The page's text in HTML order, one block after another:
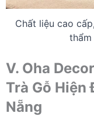
Chất liệu cao
V. Oha
Trà Gỗ Hiện
Nẵng